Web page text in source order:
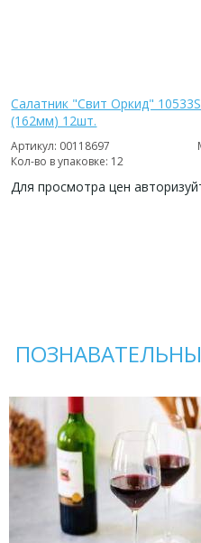
Салатник "Свит Оркид"
(162мм) 12шт.
Артикул: 00118697
Кол-во в упаковке: 12
Для просмотра цен